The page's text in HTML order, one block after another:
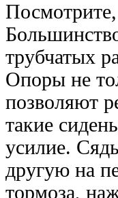
трубчатых
Опоры не
позволяют
такие
усилие.
другую на
тормоза,